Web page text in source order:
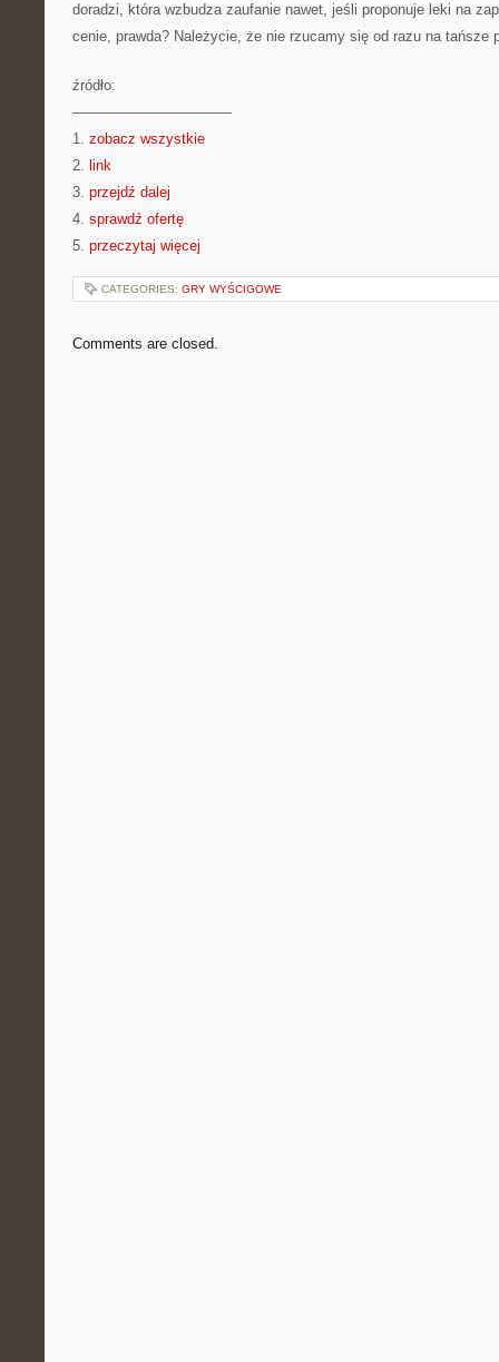
doradzi, która wzbudza zaufanie nawet, jeśli proponuje leki na
cenie, prawda? Należycie, że nie rzucamy się od razu na tańsze
źródło:
———————————
1. zobacz wszystkie
2. link
3. przejdź dalej
4. sprawdź ofertę
5. przeczytaj więcej
CATEGORIES: GRY WYŚCIGOWE
Comments are closed.